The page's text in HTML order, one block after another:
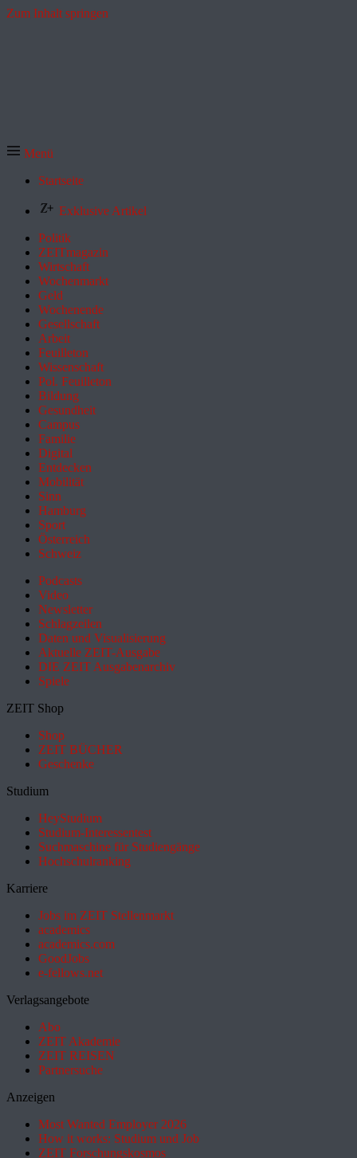
Zum Inhalt springen
Menü
Startseite
Exklusive Artikel
Politik
ZEITmagazin
Wirtschaft
Wochenmarkt
Geld
Wochenende
Gesellschaft
Arbeit
Feuilleton
Wissenschaft
Pol. Feuilleton
Bildung
Gesundheit
Campus
Familie
Digital
Entdecken
Mobilität
Sinn
Hamburg
Sport
Österreich
Schweiz
Podcasts
Video
Newsletter
Schlagzeilen
Daten und Visualisierung
Aktuelle ZEIT-Ausgabe
DIE ZEIT Ausgabenarchiv
Spiele
ZEIT Shop
Shop
ZEIT BÜCHER
Geschenke
Studium
HeyStudium
Studium-Interessentest
Suchmaschine für Studiengänge
Hochschulranking
Karriere
Jobs im ZEIT Stellenmarkt
academics
academics.com
GoodJobs
e-fellows.net
Verlagsangebote
Abo
ZEIT Akademie
ZEIT REISEN
Partnersuche
Anzeigen
Most Wanted Employer 2026
How it works: Studium und Job
ZEIT Forschungskosmos